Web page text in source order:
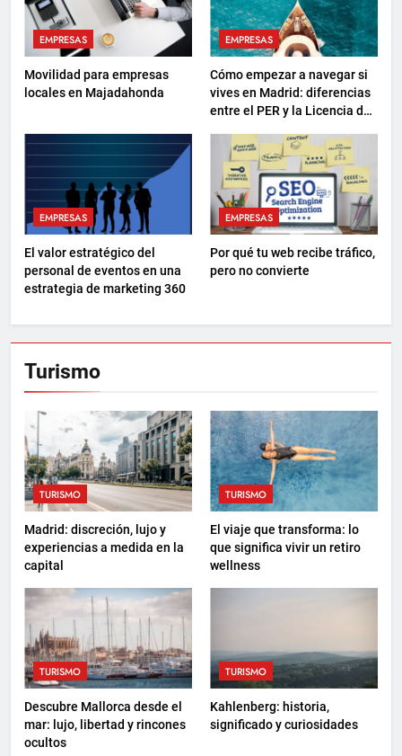
EMPRESAS
Movilidad para empresas
locales en Majadahonda
EMPRESAS
Cómo empezar a navegar si
vives en Madrid: diferencias
entre el PER y la Licencia de
EMPRESAS
El valor estratégico del
personal de eventos en una
estrategia de marketing 360
EMPRESAS
Por qué tu web recibe tráfico,
pero no convierte
Turismo
TURISMO
Madrid: discreción, lujo y
experiencias a medida en la
capital
TURISMO
El viaje que transforma: lo
que significa vivir un retiro
wellness
TURISMO
Descubre Mallorca desde el
mar: lujo, libertad y rincones
ocultos
TURISMO
Kahlenberg: historia,
significado y curiosidades